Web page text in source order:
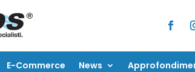
E-Commerce News
E-Commerce News